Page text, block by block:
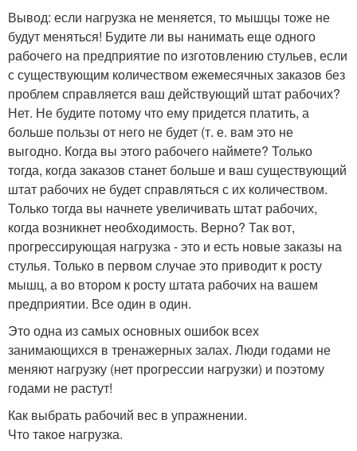
Вывод: если нагрузка не меняется, то мышцы тоже не
будут меняться! Будите ли вы нанимать еще одного
рабочего на предприятие по изготовлению стульев, если
с существующим количеством ежемесячных заказов без
проблем справляется ваш действующий штат рабочих?
Нет. Не будите потому что ему придется платить, а
больше пользы от него не будет (т. е. вам это не
выгодно. Когда вы этого рабочего наймете? Только
тогда, когда заказов станет больше и ваш существующий
штат рабочих не будет справляться с их количеством.
Только тогда вы начнете увеличивать штат рабочих,
когда возникнет необходимость. Верно? Так вот,
прогрессирующая нагрузка - это и есть новые заказы на
стулья. Только в первом случае это приводит к росту
мышц, а во втором к росту штата рабочих на вашем
предприятии. Все один в один.
Это одна из самых основных ошибок всех
занимающихся в тренажерных залах. Люди годами не
меняют нагрузку (нет прогрессии нагрузки) и поэтому
годами не растут!
Как выбрать рабочий вес в упражнении.
Что такое нагрузка.